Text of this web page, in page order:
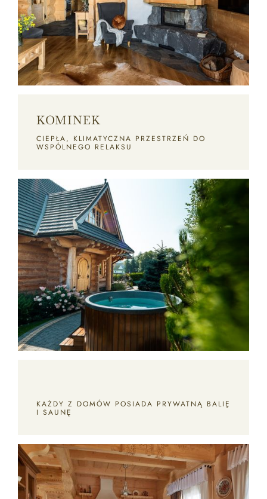
KOMINEK
CIEPŁA, KLIMATYCZNA PRZESTRZEŃ DO
WSPÓLNEGO RELAKSU
KAŻDY Z DOMÓW POSIADA PRYWATNĄ BALIĘ
I SAUNĘ